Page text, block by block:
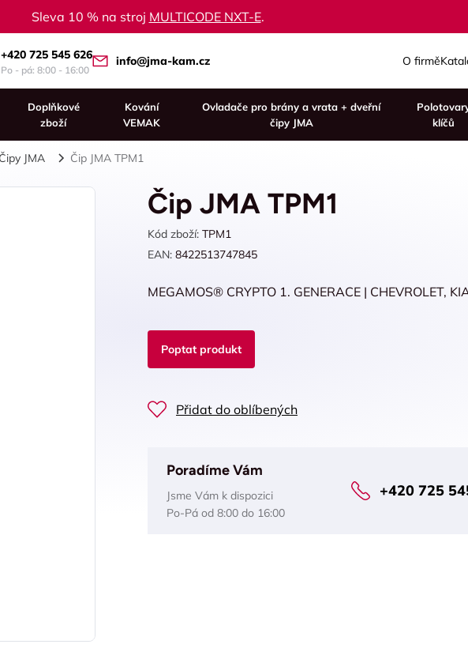
Sleva 10 % na stroj MULTICODE NXT-E.
+420 725 545 626
Po - pá: 8:00 - 16:00
info@jma-kam.cz O firmě
Doplňkové
zboží
Kování
VEMAK
Ovladače pro brány a vrata + dveřní
čipy JMA
klíčů
Čipy JMA Čip JMA TPM1
Čip JMA TPM1
Kód zboží: TPM1
EAN: 8422513747845
MEGAMOS® CRYPTO 1. GENERACE | CHEVROLET,
Poptat produkt
Přidat do oblíbených
Poradíme Vám
Jsme Vám k dispozici
Po-Pá od 8:00 do 16:00
+420 725